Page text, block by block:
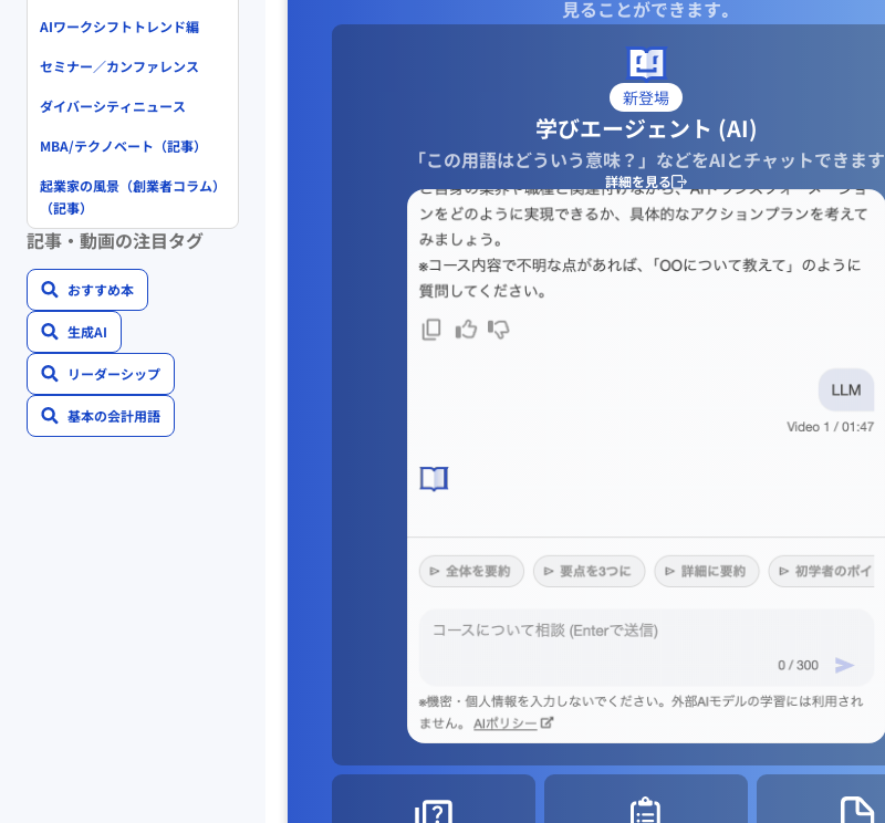
見ることができます｡
新登場
学びエージェント (AI)
「この用語はどういう意味？」などをAIとチャットできます
詳細を見る
AIワークシフトトレンド編
セミナー／カンファレンス
ダイバーシティニュース
MBA/テクノベート（記事）
起業家の風景（創業者コラム）
（記事）
記事・動画の注目タグ
おすすめ本
生成AI
リーダーシップ
基本の会計用語